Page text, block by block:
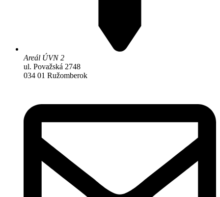
Areál ÚVN 2
ul. Považská 2748
034 01 Ružomberok